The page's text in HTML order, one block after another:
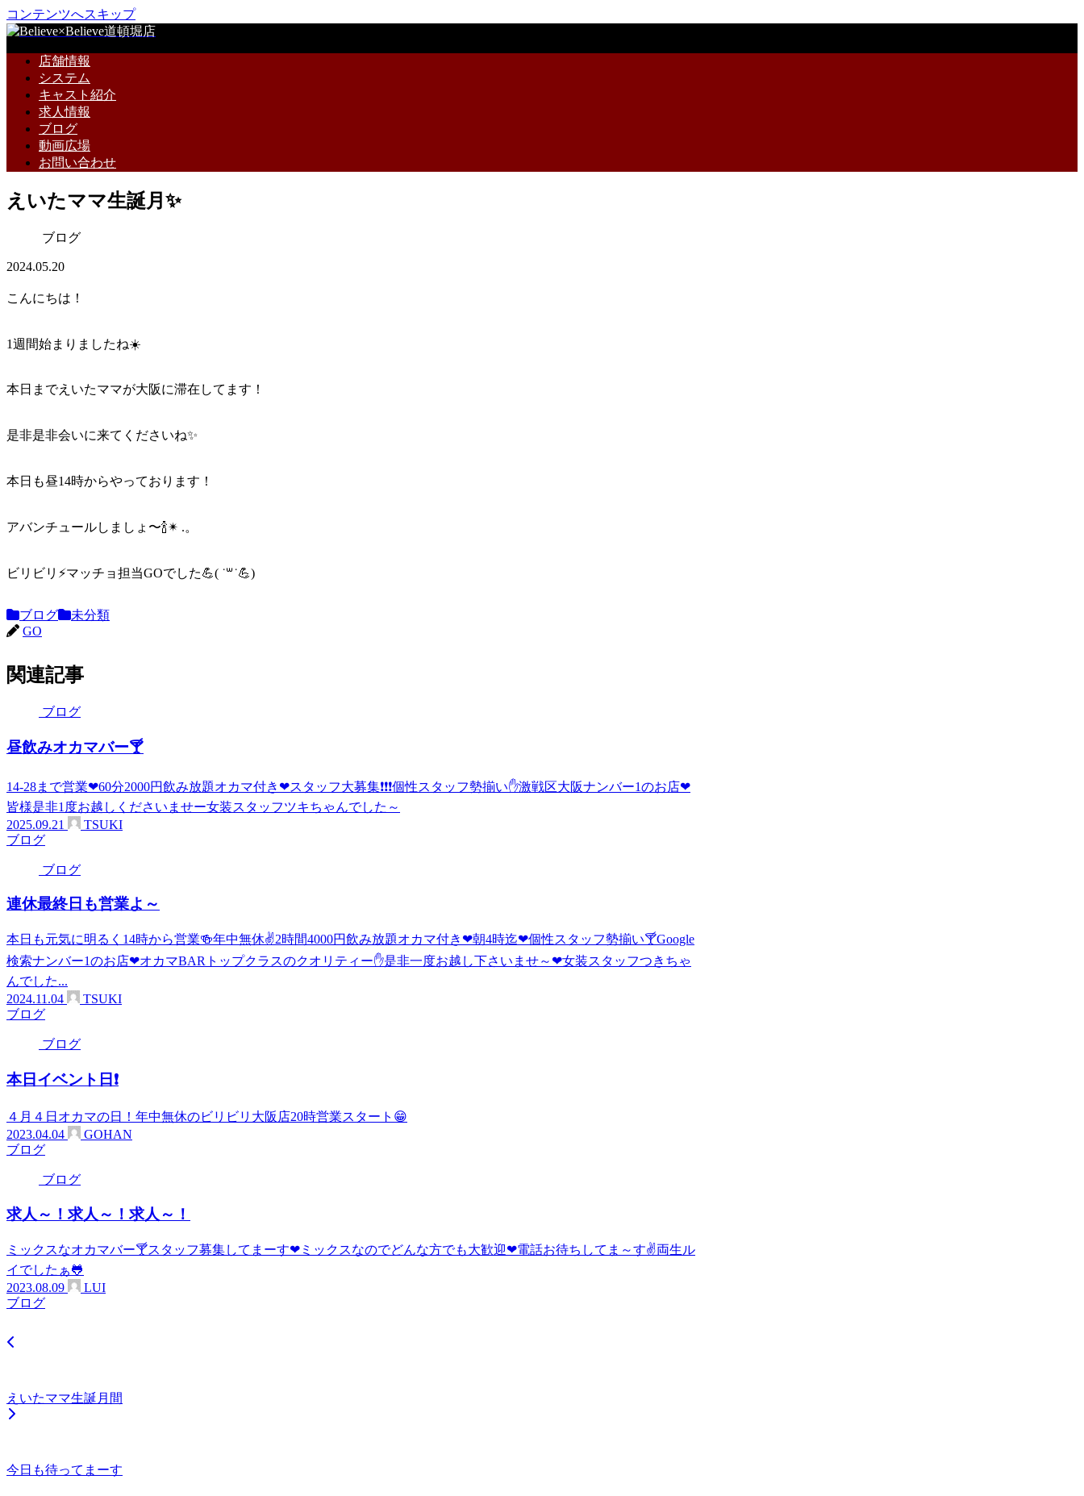
コンテンツへスキップ
店舗情報
システム
キャスト紹介
求人情報
ブログ
動画広場
お問い合わせ
えいたママ生誕月✨
ブログ
2024.05.20
こんにちは！
1週間始まりましたね☀️
本日までえいたママが大阪に滞在してます！
是非是非会いに来てくださいね✨️
本日も昼14時からやっております！
アバンチュールしましょ〜🍾✴︎ .。
ビリビリ⚡️マッチョ担当GOでした💪( ˙꒳​˙💪)
ブログ
未分類
GO
関連記事
ブログ
昼飲みオカマバー🍸
14-28まで営業❤60分2000円飲み放題オカマ付き❤スタッフ大募集❗❗❗個性スタッフ勢揃い✋激戦区大阪ナンバー1のお店❤
皆様是非1度お越しくださいませー女装スタッフツキちゃんでした～
2025.09.21
TSUKI
ブログ
ブログ
連休最終日も営業よ～
本日も元気に明るく14時から営業🍻年中無休✌2時間4000円飲み放題オカマ付き❤朝4時迄❤個性スタッフ勢揃い🍸Google
検索ナンバー1のお店❤オカマBARトップクラスのクオリティー✋是非一度お越し下さいませ～❤女装スタッフつきちゃ
んでした...
2024.11.04
TSUKI
ブログ
ブログ
本日イベント日❗
４月４日オカマの日！年中無休のビリビリ大阪店20時営業スタート😁
2023.04.04
GOHAN
ブログ
ブログ
求人～！求人～！求人～！
ミックスなオカマバー🍸スタッフ募集してまーす❤ミックスなのでどんな方でも大歓迎❤電話お待ちしてま～す✌両生ル
イでしたぁ🐸
2023.08.09
LUI
ブログ
えいたママ生誕月間
今日も待ってまーす